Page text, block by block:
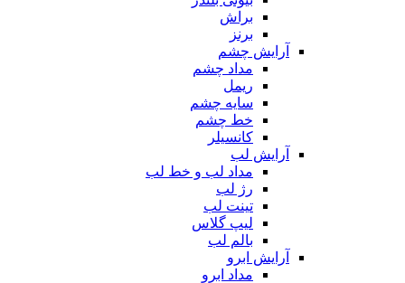
براش
برنز
آرایش چشم
مداد چشم
ریمل
سایه چشم
خط چشم
کانسیلر
آرایش لب
مداد لب و خط لب
رژ لب
تینت لب
لیپ گلاس
بالم لب
آرایش ابرو
مداد ابرو